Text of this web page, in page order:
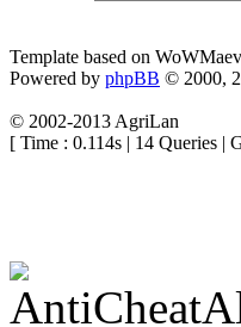
Template based on
Powered by phpBB © 2000,
© 2002-2013 AgriLan
[ Time : 0.114s | 14 Queries |